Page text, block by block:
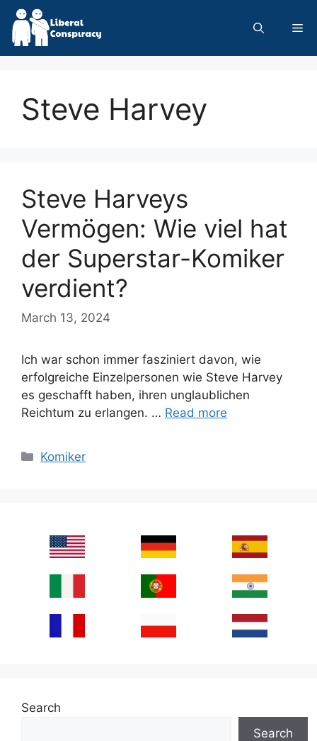
Skip
content
Steve Harvey
Steve Harveys
Vermögen: Wie viel hat
der Superstar-Komiker
verdient?
March 13, 2024
Ich war schon immer fasziniert davon, wie
erfolgreiche Einzelpersonen wie Steve Harvey
es geschafft haben, ihren unglaublichen
Reichtum zu erlangen. … Read more
Categories
Komiker
Search
Search